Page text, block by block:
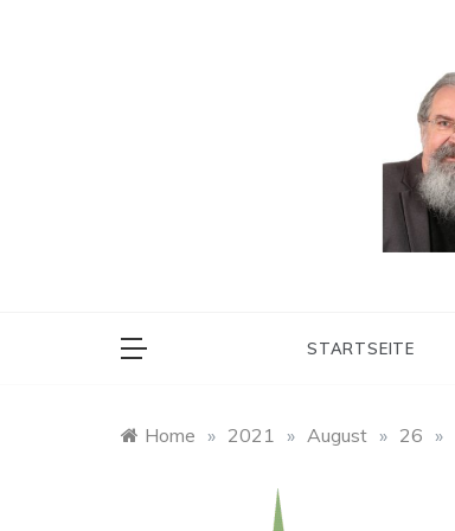
STARTSEITE
Home » 2021 » August » 26 »